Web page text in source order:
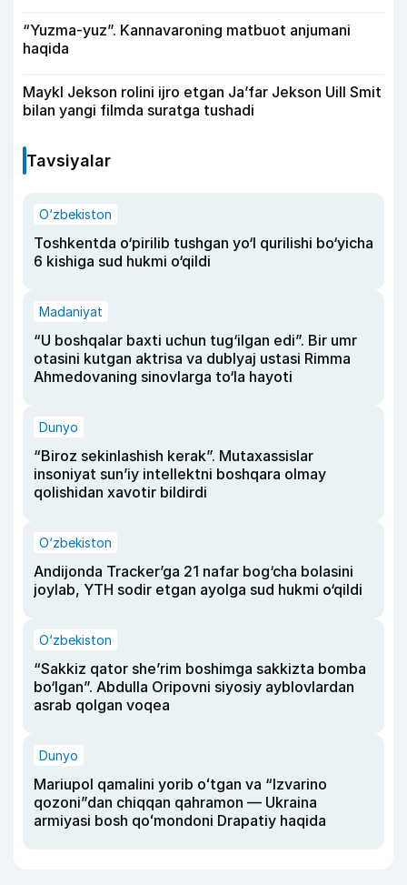
“Yuzma-yuz”. Kannavaroning matbuot anjumani
haqida
Maykl Jekson rolini ijro etgan Ja’far Jekson Uill Smit
bilan yangi filmda suratga tushadi
Tavsiyalar
O‘zbekiston
Toshkentda o‘pirilib tushgan yo‘l qurilishi bo‘yicha
6 kishiga sud hukmi o‘qildi
Madaniyat
“U boshqalar baxti uchun tug‘ilgan edi”. Bir umr
otasini kutgan aktrisa va dublyaj ustasi Rimma
Ahmedovaning sinovlarga to‘la hayoti
Dunyo
“Biroz sekinlashish kerak”. Mutaxassislar
insoniyat sun’iy intellektni boshqara olmay
qolishidan xavotir bildirdi
O‘zbekiston
Andijonda Tracker’ga 21 nafar bog‘cha bolasini
joylab, YTH sodir etgan ayolga sud hukmi o‘qildi
O‘zbekiston
“Sakkiz qator she’rim boshimga sakkizta bomba
bo‘lgan”. Abdulla Oripovni siyosiy ayblovlardan
asrab qolgan voqea
Dunyo
Mariupol qamalini yorib oʻtgan va “Izvarino
qozoni”dan chiqqan qahramon — Ukraina
armiyasi bosh qoʻmondoni Drapatiy haqida